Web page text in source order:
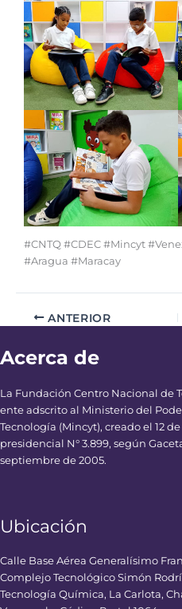
#CNTQ #CDEC #Mincyt
#Aragua #Maracay
ANTERIOR
Acerca de
La Fundación Centro Nacional de
ente adscrito al Ministerio del
Tecnología (Mincyt), creado el 12
presidencial N° 3.899, según
septiembre de 2005.
Ubicación
Calle Base Aérea Generalísimo
Complejo Tecnológico Simón
Tecnología Química, La Carlota,